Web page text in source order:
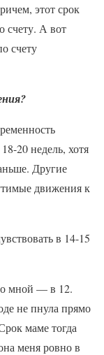
этот срок
счету. А вот
счету
20 недель, хотя
Другие
движения к
в 14-15
мной — в 12.
не пнула прямо
маме тогда
меня ровно в